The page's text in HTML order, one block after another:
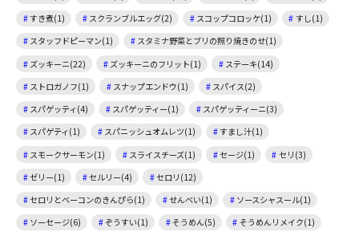
すき煮(1)
スクランブルエッグ(2) スコップコロッケ(1)
すし(1)
スタッフドピーマン(1)
スタミナ野菜とブリの照り焼きのせ(1)
ズッキーニ(22)
ズッキーニのフリット(1)
ステーキ(14)
ストロガノフ(1)
スナップエンドウ(1)
スパイス(2)
スパゲッティ(4)
スパゲッティー(1)
スパゲッティーニ(3)
スパゲティ(1)
スパニッシュオムレツ(1)
すまし汁(1)
スモークサーモン(1)
スライスチーズ(1) セージ(1)
セリ(3)
ゼリー(1)
セルリー(4)
セロリ(12)
セロリとベーコンのきんぴら(1)
せんべい(1)
ソースシャスール(1)
ソーセージ(6)
ぞうすい(1) そうめん(5)
そうめんリメイク(1)